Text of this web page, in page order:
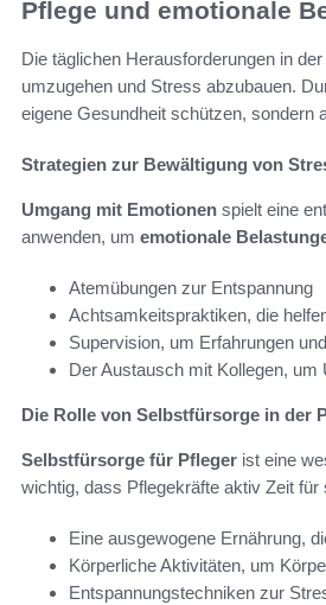
Pflege und emotionale
Die täglichen Herausforderungen in
umzugehen und Stress abzubauen.
eigene Gesundheit schützen, sondern
Strategien zur Bewältigung von
Umgang mit Emotionen spielt eine
anwenden, um emotionale
Atemübungen zur Entspannung
Achtsamkeitspraktiken, die
Supervision, um Erfahrungen
Der Austausch mit Kollegen, um
Die Rolle von Selbstfürsorge in der
Selbstfürsorge für Pfleger ist eine
wichtig, dass Pflegekräfte aktiv Zeit
Eine ausgewogene Ernährung,
Körperliche Aktivitäten, um
Entspannungstechniken zur